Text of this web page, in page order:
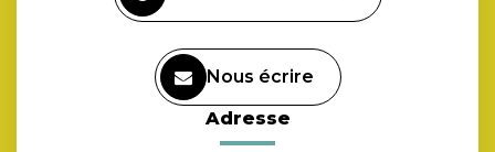
Nous écrire
Adresse